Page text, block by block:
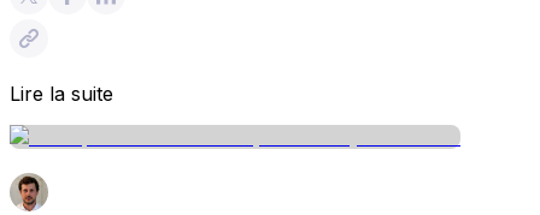
Lire la suite